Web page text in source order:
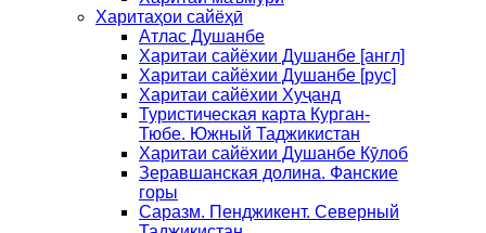
Харитаҳои сайёҳӣ
Атлас Душанбе
Харитаи сайёхии Душанбе [англ]
Харитаи сайёхии Душанбе [рус]
Харитаи сайёхии Хуҷанд
Туристическая карта Курган-
Тюбе. Южный Таджикистан
Харитаи сайёхии Душанбе Кӯлоб
Зеравшанская долина. Фанские
горы
Саразм. Пенджикент. Северный